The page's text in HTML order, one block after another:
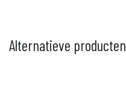
Alternatieve producten